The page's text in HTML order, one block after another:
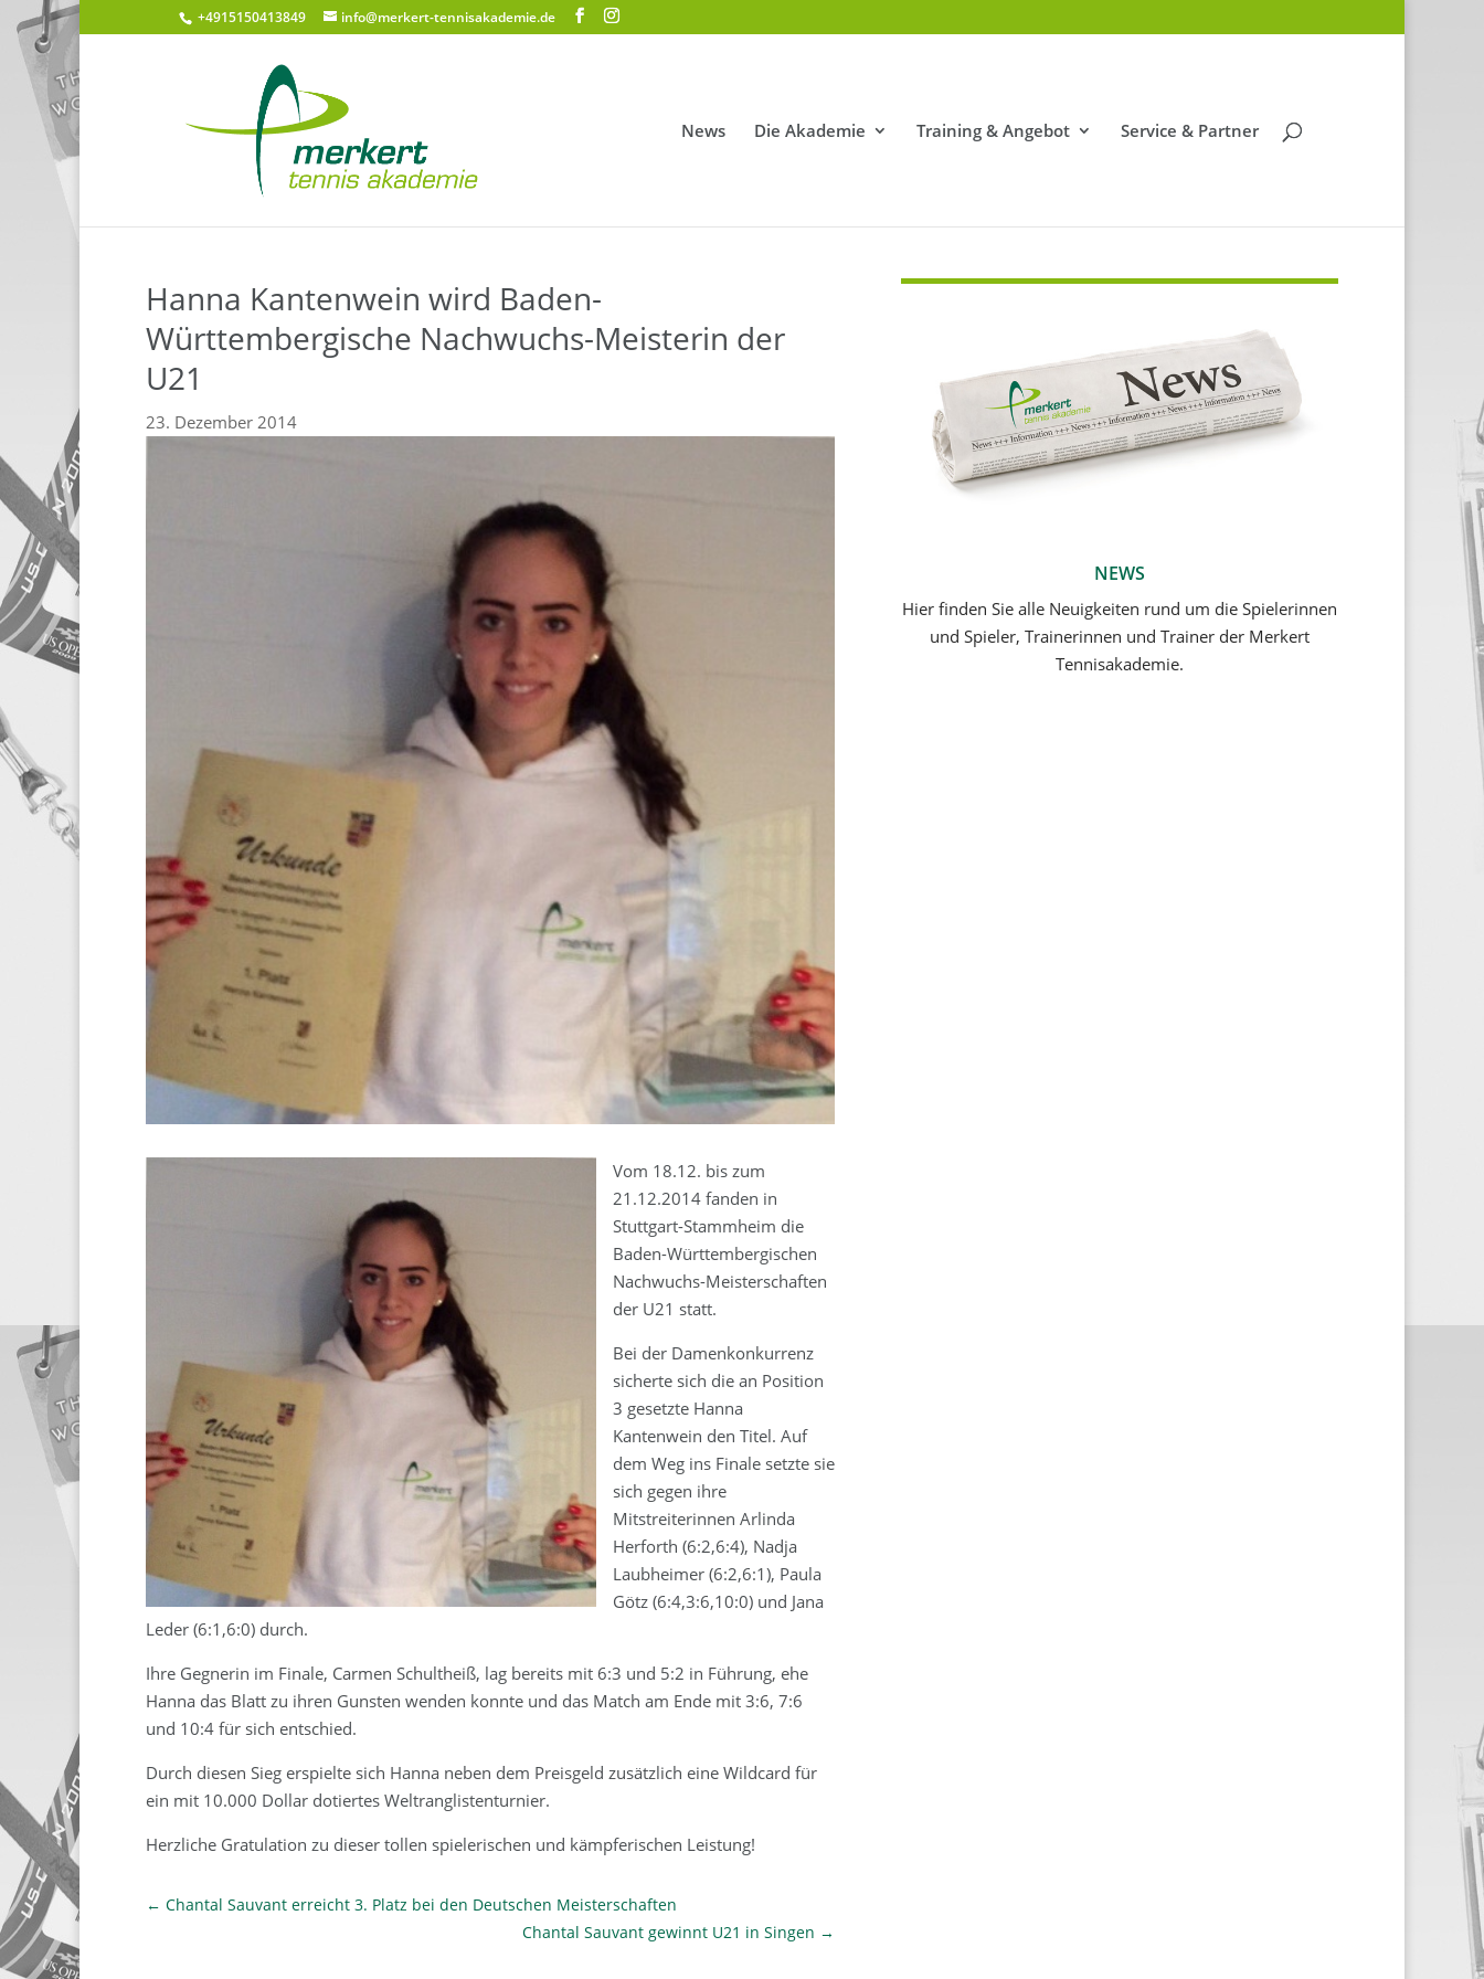
+4915150413849 info@merkert-tennisakademie.de
News Die Akademie Training & Angebot Service & Partner
Hanna Kantenwein wird Baden-
Württembergische Nachwuchs-Meisterin der
U21
23. Dezember 2014
Vom 18.12. bis zum
21.12.2014 fanden in
Stuttgart-Stammheim die
Baden-Württembergischen
Nachwuchs-Meisterschaften
der U21 statt.
Bei der Damenkonkurrenz
sicherte sich die an Position
3 gesetzte Hanna
Kantenwein den Titel. Auf
dem Weg ins Finale setzte sie
sich gegen ihre
Mitstreiterinnen Arlinda
Herforth (6:2,6:4), Nadja
Laubheimer (6:2,6:1), Paula
Götz (6:4,3:6,10:0) und Jana
Leder (6:1,6:0) durch.
Ihre Gegnerin im Finale, Carmen Schultheiß, lag bereits mit 6:3 und 5:2 in Führung, ehe
Hanna das Blatt zu ihren Gunsten wenden konnte und das Match am Ende mit 3:6, 7:6
und 10:4 für sich entschied.
Durch diesen Sieg erspielte sich Hanna neben dem Preisgeld zusätzlich eine Wildcard für
ein mit 10.000 Dollar dotiertes Weltranglistenturnier.
Herzliche Gratulation zu dieser tollen spielerischen und kämpferischen Leistung!
← Chantal Sauvant erreicht 3. Platz bei den Deutschen Meisterschaften
Chantal Sauvant gewinnt U21 in Singen →
NEWS
Hier finden Sie alle Neuigkeiten rund um die Spielerinnen
und Spieler, Trainerinnen und Trainer der Merkert
Tennisakademie.